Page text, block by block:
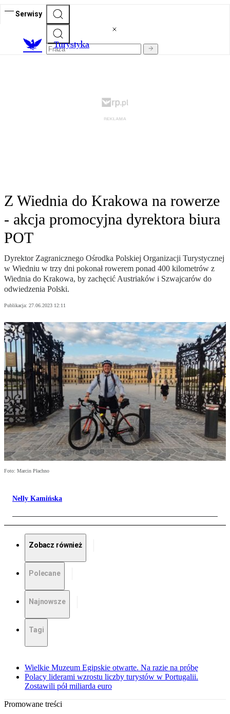
Serwisy
Turystyka
Z Wiednia do Krakowa na rowerze
- akcja promocyjna dyrektora biura
POT
Dyrektor Zagranicznego Ośrodka Polskiej Organizacji Turystycznej
w Wiedniu w trzy dni pokonał rowerem ponad 400 kilometrów z
Wiednia do Krakowa, by zachęcić Austriaków i Szwajcarów do
odwiedzenia Polski.
Publikacja: 27.06.2023 12:11
Foto: Marcin Płachno
Nelly Kamińska
Zobacz również
Polecane
Najnowsze
Tagi
Wielkie Muzeum Egipskie otwarte. Na razie na próbę
Polacy liderami wzrostu liczby turystów w Portugalii.
Zostawili pół miliarda euro
Promowane treści